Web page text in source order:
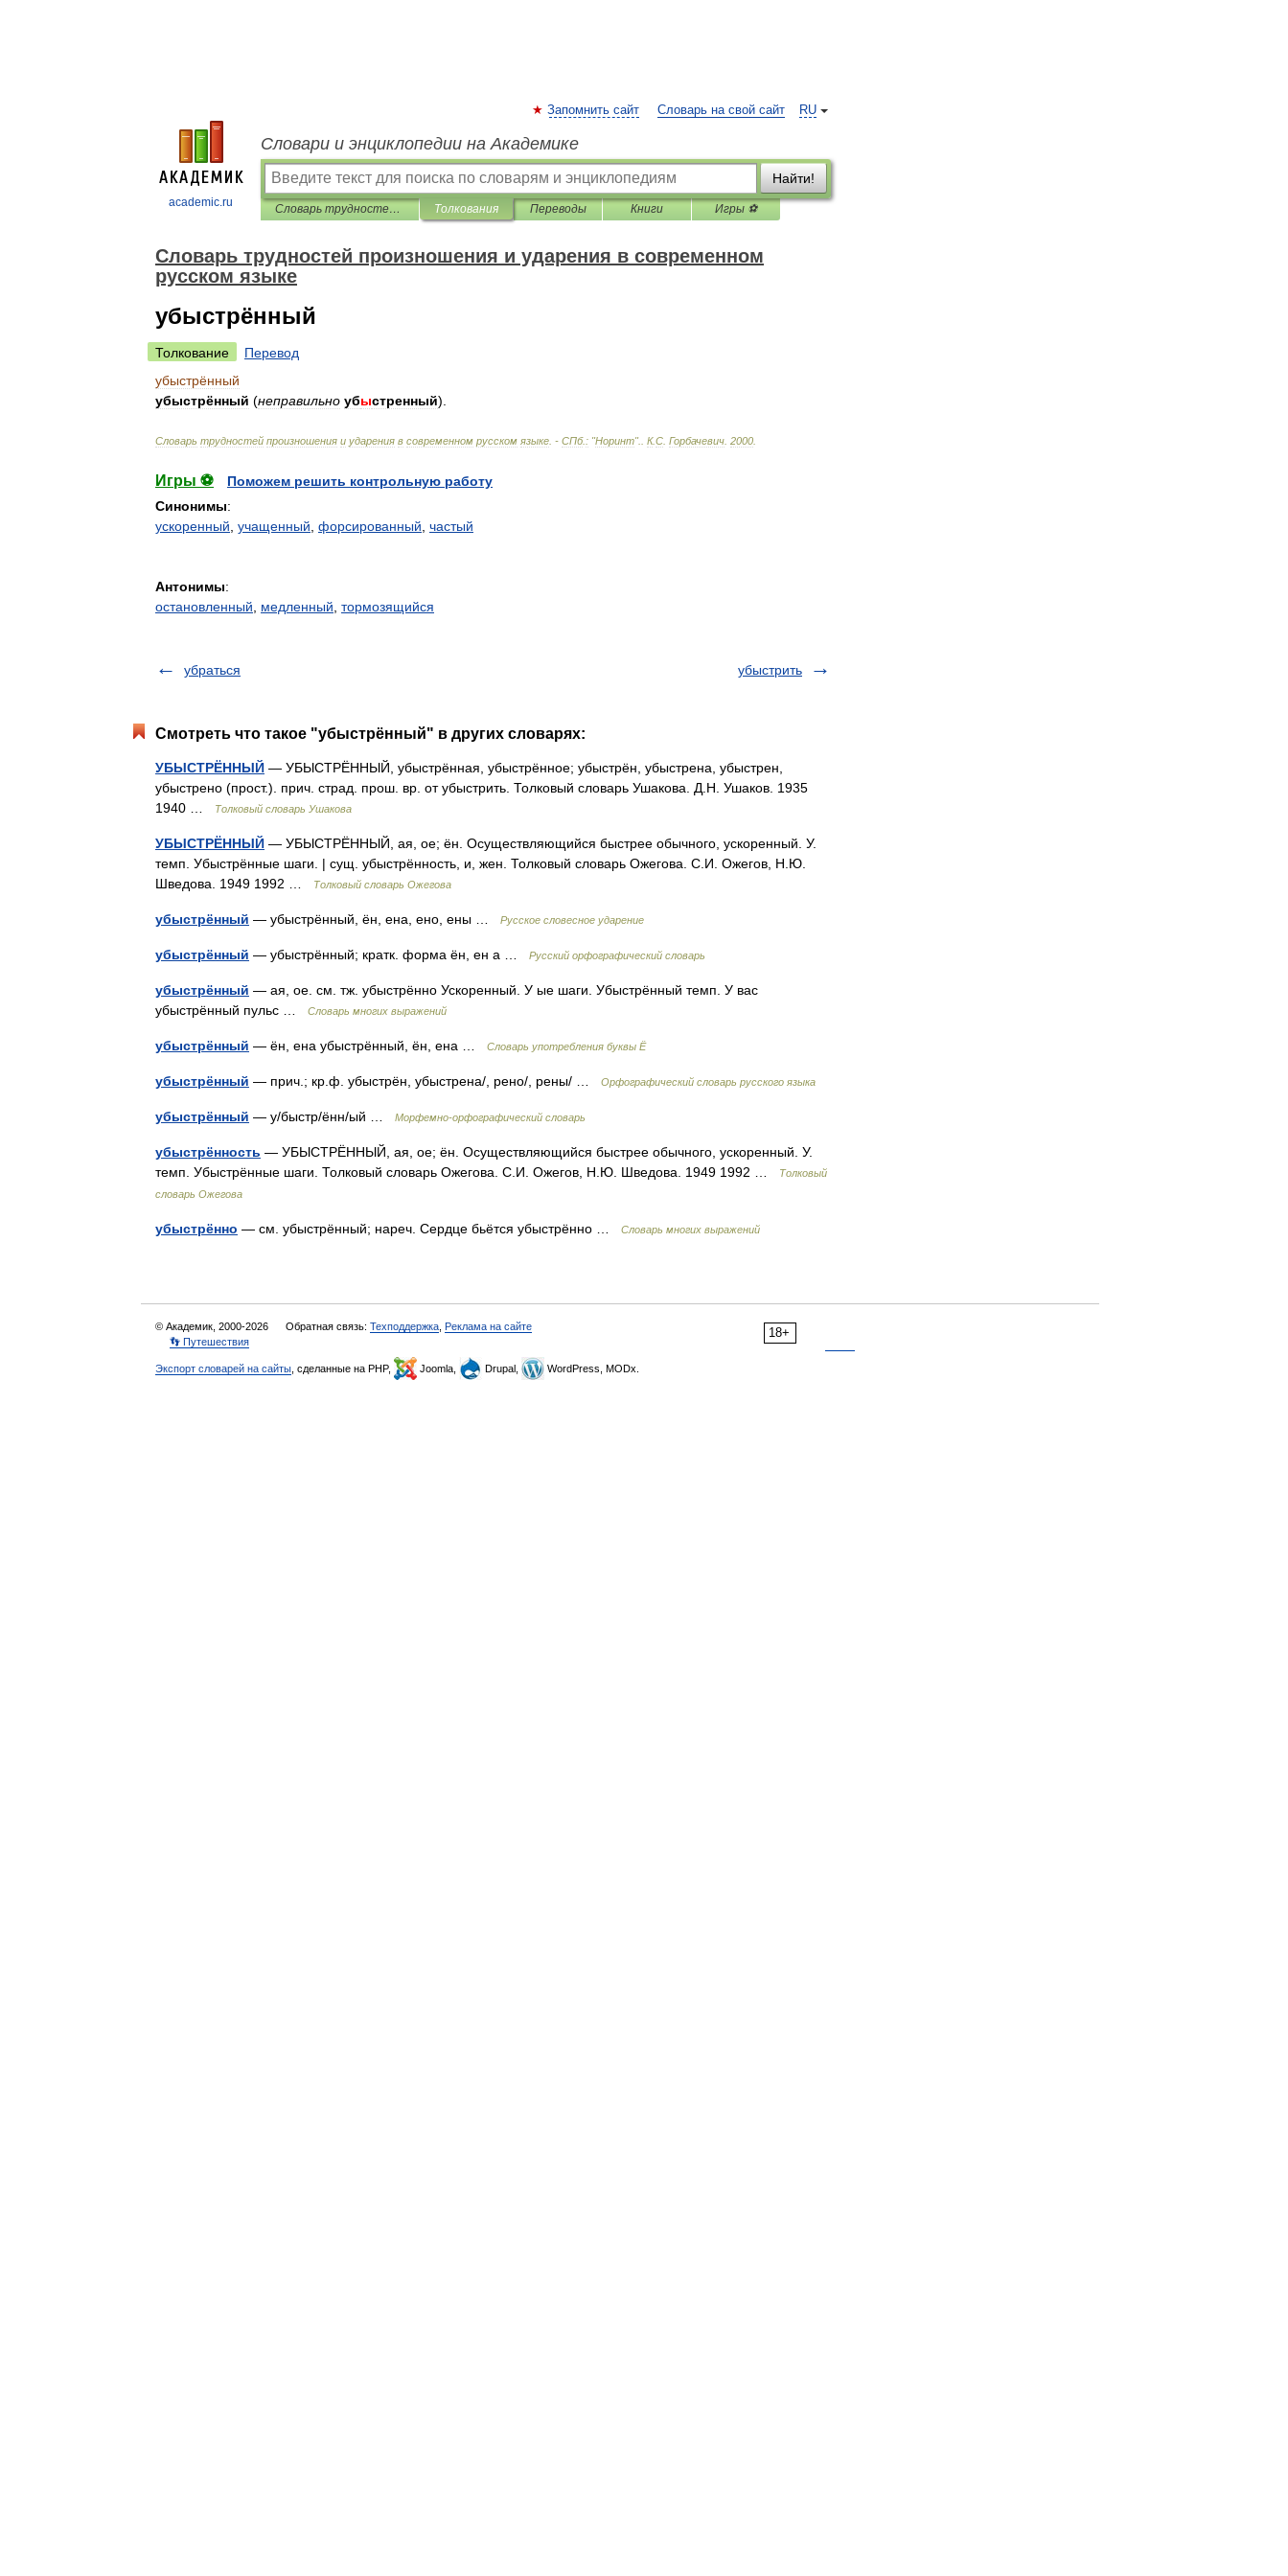
academic.ru
RU
Запомнить сайт Словарь на свой сайт
Словари и энциклопедии на Академике
Найти!
Словарь трудностей произношения и ударения в современном русском языке Толкования Переводы Книги Игры ⚽
Словарь трудностей произношения и ударения в современном
русском языке
убыстрённый
Толкование
Перевод
убыстрённый
убыстрённый (неправильно убыстренный).
Словарь трудностей произношения и ударения в современном русском языке . - СПб. : "Норинт". К.С Горбачевич 2000
Игры ⚽
Поможем решить контрольную работу
Синонимы:
ускоренный учащенный форсированный частый
Антонимы:
остановленный
медленный тормозящийся
убраться убыстрить
Смотреть что такое "убыстрённый" в других словарях:
УБЫСТРЁННЫЙ — УБЫСТРЁННЫЙ, убыстрённая, убыстрённое; убыстрён, убыстрена, убыстрен,
убыстрено (прост.). прич. страд. прош. вр. от убыстрить. Толковый словарь Ушакова. Д.Н. Ушаков. 1935
1940 …
Толковый словарь Ушакова
УБЫСТРЁННЫЙ — УБЫСТРЁННЫЙ, ая, ое; ён. Осуществляющийся быстрее обычного, ускоренный. У.
темп. Убыстрённые шаги. | сущ. убыстрённость, и, жен. Толковый словарь Ожегова. С.И. Ожегов, Н.Ю.
Шведова. 1949 1992 …
Толковый словарь Ожегова
убыстрённый — убыстрённый, ён, ена, ено, ены … Русское словесное ударение
убыстрённый — убыстрённый; кратк. форма ён, ен а … Русский орфографический словарь
убыстрённый — ая, ое. см. тж. убыстрённо Ускоренный. У ые шаги. Убыстрённый темп. У вас
убыстрённый пульс …
Словарь многих выражений
убыстрённый — ён, ена убыстрённый, ён, ена … Словарь употребления буквы Ё
убыстрённый — прич.; кр.ф. убыстрён, убыстрена/, рено/, рены/ … Орфографический словарь русского языка
убыстрённый — у/быстр/ённ/ый … Морфемно-орфографический словарь
убыстрённость — УБЫСТРЁННЫЙ, ая, ое; ён. Осуществляющийся быстрее обычного, ускоренный. У.
темп. Убыстрённые шаги. Толковый словарь Ожегова. С.И. Ожегов, Н.Ю. Шведова. 1949 1992 …
Толковый
словарь Ожегова
убыстрённо — см. убыстрённый; нареч. Сердце бьётся убыстрённо … Словарь многих выражений
18+
© Академик, 2000-2026 Обратная связь: Техподдержка Реклама на сайте
👣 Путешествия
Экспорт словарей на сайты , сделанные на PHP, Joomla, Drupal, WordPress, MODx.